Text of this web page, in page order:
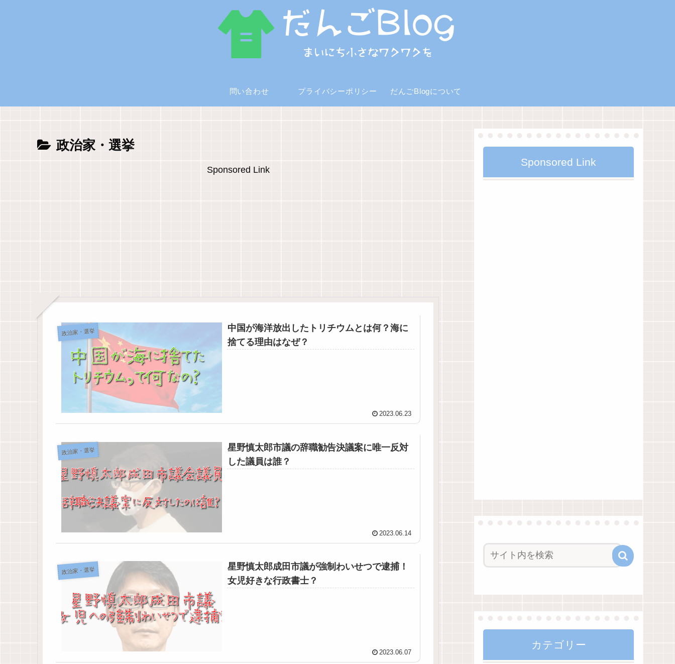
問い合わせ プライバシーポリシー だんごBlogについて
政治家・選挙
Sponsored Link
政治家・選挙
中国が海洋放出したトリチウムとは何？海に
捨てる理由はなぜ？
2023.06.23
政治家・選挙
星野慎太郎市議の辞職勧告決議案に唯一反対
した議員は誰？
2023.06.14
政治家・選挙
星野慎太郎成田市議が強制わいせつで逮捕！
女児好きな行政書士？
2023.06.07
Sponsored Link
カテゴリー